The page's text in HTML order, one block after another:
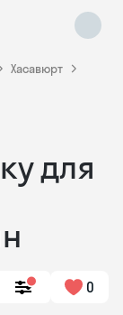
Хасавюрт
для
0